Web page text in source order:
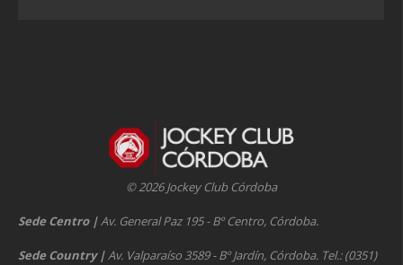
© 2026 Jockey Club Córdoba
Sede Centro |Av. General Paz 195 - Bº Centro, Córdoba.
Sede Country |Av. Valparaíso 3589 - Bº Jardín, Córdoba. Tel.: (0351)